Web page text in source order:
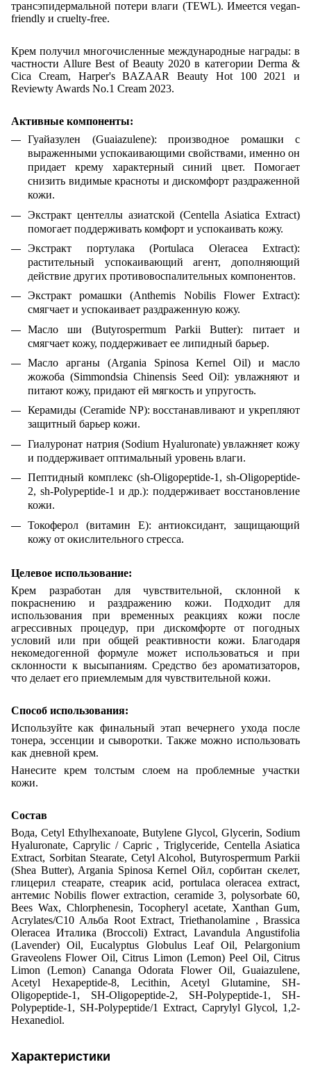
трансэпидермальной потери влаги (TEWL). Имеется vegan-
friendly и cruelty-free.
Крем получил многочисленные международные награды: в
частности Allure Best of Beauty 2020 в категории Derma &
Cica Cream, Harper's BAZAAR Beauty Hot 100 2021 и
Reviewty Awards No.1 Cream 2023.
Активные компоненты:
Гуайазулен (Guaiazulene): производное ромашки с
выраженными успокаивающими свойствами, именно он
придает крему характерный синий цвет. Помогает
снизить видимые красноты и дискомфорт раздраженной
кожи.
Экстракт центеллы азиатской (Centella Asiatica Extract)
помогает поддерживать комфорт и успокаивать кожу.
Экстракт портулака (Portulaca Oleracea Extract):
растительный успокаивающий агент, дополняющий
действие других противовоспалительных компонентов.
Экстракт ромашки (Anthemis Nobilis Flower Extract):
смягчает и успокаивает раздраженную кожу.
Масло ши (Butyrospermum Parkii Butter): питает и
смягчает кожу, поддерживает ее липидный барьер.
Масло арганы (Argania Spinosa Kernel Oil) и масло
жожоба (Simmondsia Chinensis Seed Oil): увлажняют и
питают кожу, придают ей мягкость и упругость.
Керамиды (Ceramide NP): восстанавливают и укрепляют
защитный барьер кожи.
Гиалуронат натрия (Sodium Hyaluronate) увлажняет кожу
и поддерживает оптимальный уровень влаги.
Пептидный комплекс (sh-Oligopeptide-1, sh-Oligopeptide-
2, sh-Polypeptide-1 и др.): поддерживает восстановление
кожи.
Токоферол (витамин E): антиоксидант, защищающий
кожу от окислительного стресса.
Целевое использование:
Крем разработан для чувствительной, склонной к
покраснению и раздражению кожи. Подходит для
использования при временных реакциях кожи после
агрессивных процедур, при дискомфорте от погодных
условий или при общей реактивности кожи. Благодаря
некомедогенной формуле может использоваться и при
склонности к высыпаниям. Средство без ароматизаторов,
что делает его приемлемым для чувствительной кожи.
Способ использования:
Используйте как финальный этап вечернего ухода после
тонера, эссенции и сыворотки. Также можно использовать
как дневной крем.
Нанесите крем толстым слоем на проблемные участки
кожи.
Состав
Вода, Cetyl Ethylhexanoate, Butylene Glycol, Glycerin, Sodium
Hyaluronate, Caprylic / Capric , Triglyceride, Centella Asiatica
Extract, Sorbitan Stearate, Cetyl Alcohol, Butyrospermum Parkii
(Shea Butter), Argania Spinosa Kernel Ойл, сорбитан скелет,
глицерил стеарате, стеарик acid, portulaca oleracea extract,
антемис Nobilis flower extraction, ceramide 3, polysorbate 60,
Bees Wax, Chlorphenesin, Tocopheryl acetate, Xanthan Gum,
Acrylates/C10 Альба Root Extract, Triethanolamine , Brassica
Oleracea Италика (Broccoli) Extract, Lavandula Angustifolia
(Lavender) Oil, Eucalyptus Globulus Leaf Oil, Pelargonium
Graveolens Flower Oil, Citrus Limon (Lemon) Peel Oil, Citrus
Limon (Lemon) Cananga Odorata Flower Oil, Guaiazulene,
Acetyl Hexapeptide-8, Lecithin, Acetyl Glutamine, SH-
Oligopeptide-1, SH-Oligopeptide-2, SH-Polypeptide-1, SH-
Polypeptide-1, SH-Polypeptide/1 Extract, Caprylyl Glycol, 1,2-
Hexanediol.
Характеристики